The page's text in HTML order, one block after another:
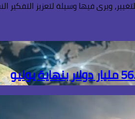
ويرى فيها وسيلة لتعزيز التفكير